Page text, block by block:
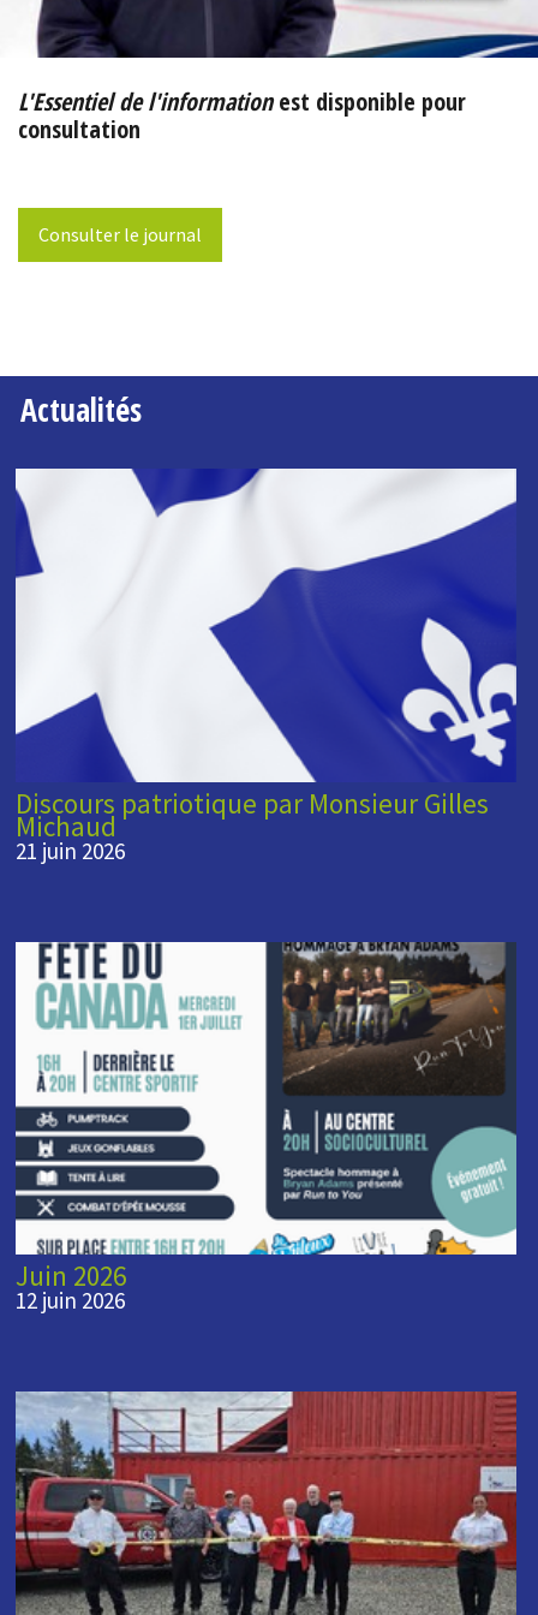
L'Essentiel de l'informationest disponible pour
consultation
Consulter le journal
Actualités
Discours patriotique par Monsieur Gilles
Michaud
21 juin 2026
Juin 2026
12 juin 2026